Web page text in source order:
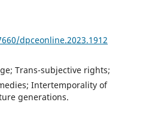
dpceonline.2023.1912
Trans-subjective rights;
Intertemporality of
generations.